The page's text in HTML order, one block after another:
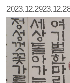
2023.12.29